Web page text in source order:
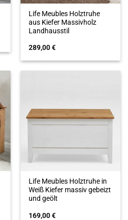
Life Meubles Holztruhe
aus Kiefer Massivholz
Landhausstil
289,00€
Life Meubles Holztruhe in
Weiß Kiefer massiv gebeizt
und geölt
169,00€